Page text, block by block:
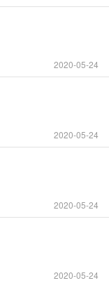
2020-05-24
2020-05-24
2020-05-24
2020-05-24